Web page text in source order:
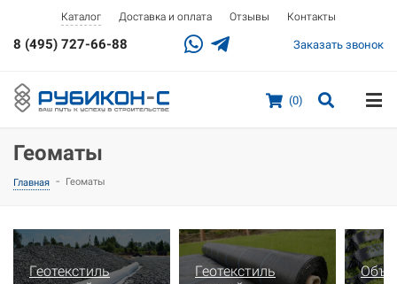
Каталог Доставка и оплата Отзывы Контакты
8 (495) 727-66-88 Заказать звонок
(0)
Геоматы
Главная - Геоматы
Геотекстиль
Геотекстиль